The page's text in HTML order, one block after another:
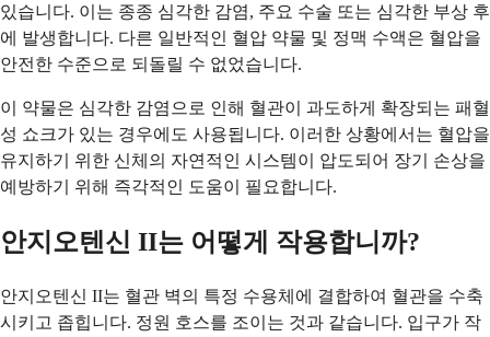
있습니다. 이는 종종 심각한 감염, 주요 수술 또는 심각한 부상 후
에 발생합니다. 다른 일반적인 혈압 약물 및 정맥 수액은 혈압을
안전한 수준으로 되돌릴 수 없었습니다.
이 약물은 심각한 감염으로 인해 혈관이 과도하게 확장되는 패혈
성 쇼크가 있는 경우에도 사용됩니다. 이러한 상황에서는 혈압을
유지하기 위한 신체의 자연적인 시스템이 압도되어 장기 손상을
예방하기 위해 즉각적인 도움이 필요합니다.
안지오텐신 II는 어떻게 작용합니까?
안지오텐신 II는 혈관 벽의 특정 수용체에 결합하여 혈관을 수축
시키고 좁힙니다. 정원 호스를 조이는 것과 같습니다. 입구가 작